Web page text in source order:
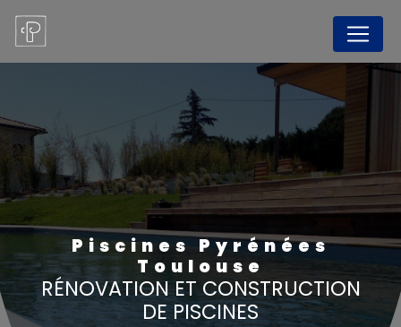
Piscines Pyrénées
Toulouse
RÉNOVATION ET CONSTRUCTION
DE PISCINES
Panneau de gestion des cookies